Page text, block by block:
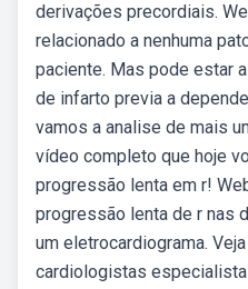
derivações precordiais.
relacionado a nenhuma
paciente. Mas pode estar
de infarto previa a
vamos a analise de mais
vídeo completo que hoje
progressão lenta em r!
progressão lenta de r nas
um eletrocardiograma.
cardiologistas